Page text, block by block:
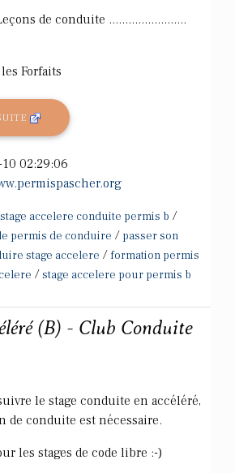
de conduite ........................
Forfaits
02:29:06
stage accelere conduite permis b /
permis de conduire / passer son
stage accelere / formation permis
/stage accelere pour permis b
(B) - Club Conduite
le stage conduite en accéléré,
de conduite est nécessaire.
les stages de code libre :-)